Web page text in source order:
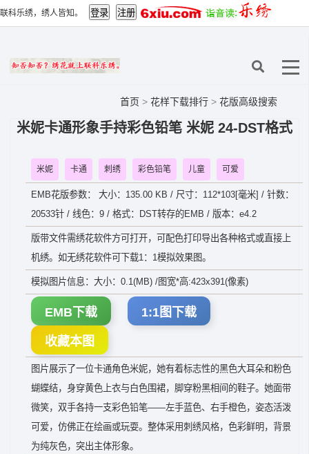
联科乐绣，绣人皆知。
首页 > 花样下载排行 > 花版高级搜索
米妮卡通形象手持彩色铅笔 米妮 24-DST格式
米妮 卡通 刺绣 彩色铅笔 儿童 可爱
EMB花版参数： 大小：135.00 KB / 尺寸：112*103[毫米] / 针数：
20533针 / 线色：9 / 格式：DST转存的EMB / 版本：e4.2
版带文件需绣花软件方可打开，可配色打印导出各种格式或直接上
机绣。如无绣花软件可下载1：1模拟效果图。
模拟图片信息：大小：0.1(MB) /图宽*高:423x391(像素)
EMB下载 1:1图下载
收藏本图
图片展示了一位卡通角色米妮，她有着标志性的黑色大耳朵和粉色
蝴蝶结，身穿黄色上衣与白色围裙，脚穿粉黑相间的鞋子。她面带
微笑，双手各持一支彩色铅笔——左手蓝色、右手橙色，姿态活泼
可爱，仿佛正在绘画或玩耍。整体采用刺绣风格，色彩鲜明，背景
为纯灰色，突出主体形象。